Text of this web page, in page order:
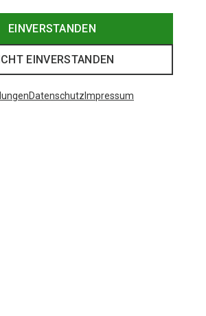
EINVERSTANDEN
EINVERSTANDEN
Datenschutz Impressum